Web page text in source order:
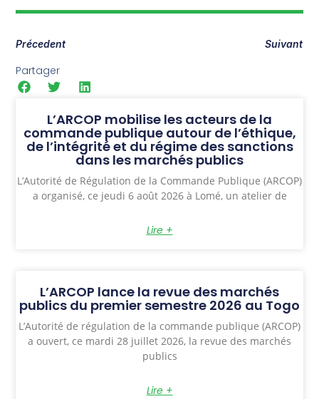
Précedent Suivant
Partager
L’ARCOP mobilise les acteurs de la
commande publique autour de l’éthique,
de l’intégrité et du régime des sanctions
dans les marchés publics
L’Autorité de Régulation de la Commande Publique (ARCOP)
a organisé, ce jeudi 6 août 2026 à Lomé, un atelier de
Lire +
L’ARCOP lance la revue des marchés
publics du premier semestre 2026 au Togo
L’Autorité de régulation de la commande publique (ARCOP)
a ouvert, ce mardi 28 juillet 2026, la revue des marchés
publics
Lire +